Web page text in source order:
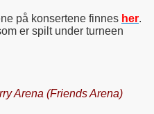
på konsertene finnes her.
er spilt under turneen
Arena (Friends Arena)